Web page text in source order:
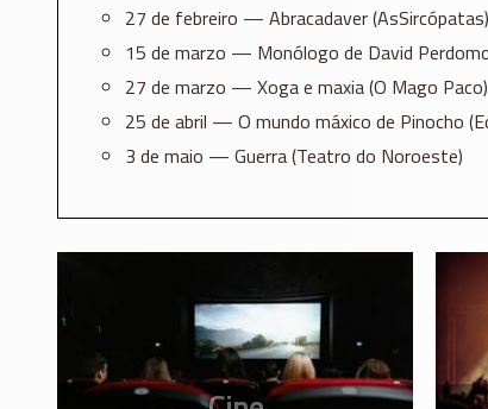
27 de febreiro — Abracadaver (AsSircópatas)
15 de marzo — Monólogo de David
27 de marzo — Xoga e maxia (O Mago Paco)
25 de abril — O mundo máxico de Pinocho
3 de maio — Guerra (Teatro do Noroeste)